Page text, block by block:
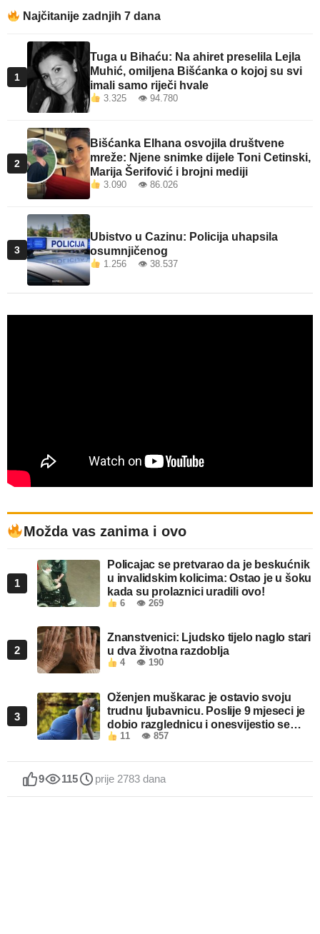
Najčitanije zadnjih 7 dana
1
Tuga u Bihaću: Na ahiret preselila Lejla
Muhić, omiljena Bišćanka o kojoj su svi
imali samo riječi hvale
3.325 👁 94.780
2
Bišćanka Elhana osvojila društvene
mreže: Njene snimke dijele Toni Cetinski,
Marija Šerifović i brojni mediji
3.090 👁 86.026
3
Ubistvo u Cazinu: Policija uhapsila
osumnjičenog
1.256 👁 38.537
Možda vas zanima i ovo
1
Policajac se pretvarao da je beskućnik
u invalidskim kolicima: Ostao je u šoku
kada su prolaznici uradili ovo!
6 👁 269
2
Znanstvenici: Ljudsko tijelo naglo stari
u dva životna razdoblja
4 👁 190
3
Oženjen muškarac je ostavio svoju
trudnu ljubavnicu. Poslije 9 mjeseci je
dobio razglednicu i onesvijestio se
kada je pročitao šta piše!
11 👁 857
9 115 prije 2783 dana